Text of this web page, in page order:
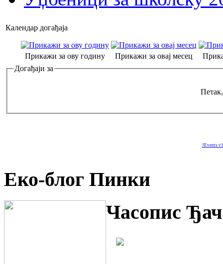
Календар догађаја
Прикажи за ову годину Прикажи за овај месец
Догађаји за
JEvents
Еко-блог Пинки
Часопис